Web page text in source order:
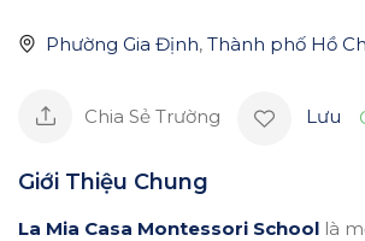
Phường Gia Định, Thành phố Hồ
Chia Sẻ Trường Lưu
Giới Thiệu Chung
La Mia Casa Montessori School là